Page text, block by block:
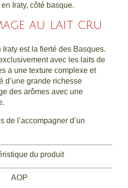
Iraty, côté basque.
au lait cru
Iraty est la fierté des Basques.
avec les laits de
a une texture complexe et
d’une grande richesse
des arômes avec une
de l’accompagner d’un
du produit
AOP